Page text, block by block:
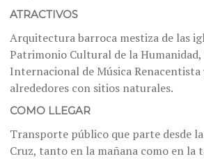
ATRACTIVOS
Arquitectura barroca mestiza de las
Patrimonio Cultural de la
Internacional de Música Renacentista
alrededores con sitios naturales.
COMO LLEGAR
Transporte público que parte desde
Cruz, tanto en la mañana como en la